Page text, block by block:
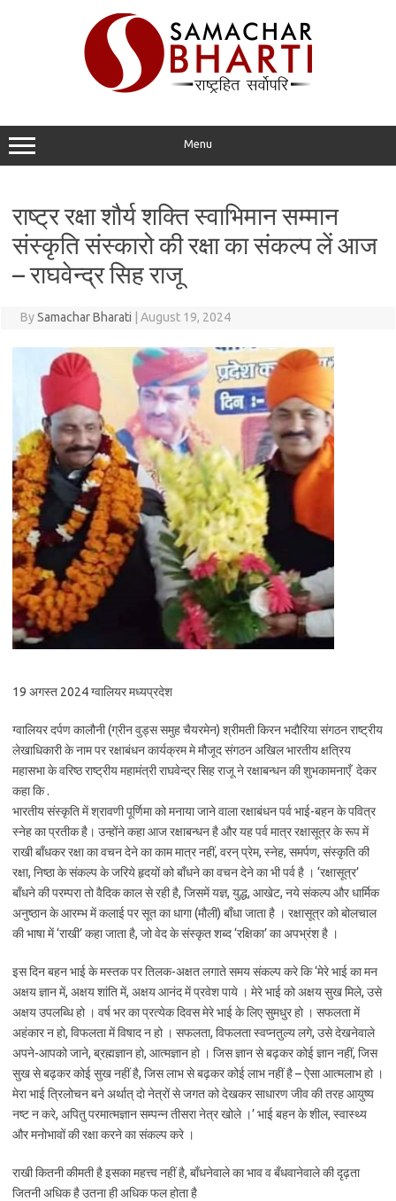
Menu
राष्ट्र रक्षा शौर्य शक्ति स्वाभिमान सम्मान
संस्कृति संस्कारो की रक्षा का संकल्प लें आज
– राघवेन्द्र सिह राजू
BySamachar Bharati August 19, 2024
19 अगस्त 2024 ग्वालियर मध्यप्रदेश
ग्वालियर दर्पण कालौनी (ग्रीन वुड्स समुह चैयरमेन) श्रीमती किरन भदौरिया संगठन राष्ट्रीय
लेखाधिकारी के नाम पर रक्षाबंधन कार्यक्रम मे मौजूद संगठन अखिल भारतीय क्षत्रिय
महासभा के वरिष्ठ राष्ट्रीय महामंत्री राघवेन्द्र सिह राजू ने रक्षाबन्धन की शुभकामनाएँ देकर
कहा कि .
भारतीय संस्कृति में श्रावणी पूर्णिमा को मनाया जाने वाला रक्षाबंधन पर्व भाई-बहन के पवित्र
स्नेह का प्रतीक है। उन्होंने कहा आज रक्षाबन्धन है और यह पर्व मात्र रक्षासूत्र के रूप में
राखी बाँधकर रक्षा का वचन देने का काम मात्र नहीं, वरन् प्रेम, स्नेह, समर्पण, संस्कृति की
रक्षा, निष्ठा के संकल्प के जरिये हृदयों को बाँधने का वचन देने का भी पर्व है । ‘रक्षासूत्र’
बाँधने की परम्परा तो वैदिक काल से रही है, जिसमें यज्ञ, युद्ध, आखेट, नये संकल्प और धार्मिक
अनुष्ठान के आरम्भ में कलाई पर सूत का धागा (मौली) बाँधा जाता है । रक्षासूत्र को बोलचाल
की भाषा में ‘राखी’ कहा जाता है, जो वेद के संस्कृत शब्द ‘रक्षिका’ का अपभ्रंश है ।
इस दिन बहन भाई के मस्तक पर तिलक-अक्षत लगाते समय संकल्प करे कि ‘मेरे भाई का मन
अक्षय ज्ञान में, अक्षय शांति में, अक्षय आनंद में प्रवेश पाये । मेरे भाई को अक्षय सुख मिले, उसे
अक्षय उपलब्धि हो । वर्ष भर का प्रत्येक दिवस मेरे भाई के लिए सुमधुर हो । सफलता में
अहंकार न हो, विफलता में विषाद न हो । सफलता, विफलता स्वप्नतुल्य लगे, उसे देखनेवाले
अपने-आपको जाने, ब्रह्मज्ञान हो, आत्मज्ञान हो । जिस ज्ञान से बढ़कर कोई ज्ञान नहीं, जिस
सुख से बढ़कर कोई सुख नहीं है, जिस लाभ से बढ़कर कोई लाभ नहीं है – ऐसा आत्मलाभ हो ।
मेरा भाई त्रिलोचन बने अर्थात् दो नेत्रों से जगत को देखकर साधारण जीव की तरह आयुष्य
नष्ट न करे, अपितु परमात्मज्ञान सम्पन्न तीसरा नेत्र खोले ।’ भाई बहन के शील, स्वास्थ्य
और मनोभावों की रक्षा करने का संकल्प करे ।
राखी कितनी कीमती है इसका महत्त्व नहीं है, बाँधनेवाले का भाव व बँधवानेवाले की दृढ़ता
जितनी अधिक है उतना ही अधिक फल होता है